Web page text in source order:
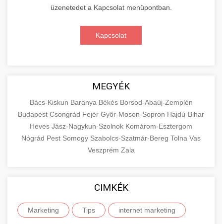
üzenetedet a Kapcsolat menüpontban.
Kapcsolat
MEGYÉK
Bács-Kiskun Baranya Békés Borsod-Abaúj-Zemplén
Budapest Csongrád Fejér Győr-Moson-Sopron Hajdú-Bihar
Heves Jász-Nagykun-Szolnok Komárom-Esztergom
Nógrád Pest Somogy Szabolcs-Szatmár-Bereg Tolna Vas
Veszprém Zala
CIMKÉK
Marketing Tips internet marketing